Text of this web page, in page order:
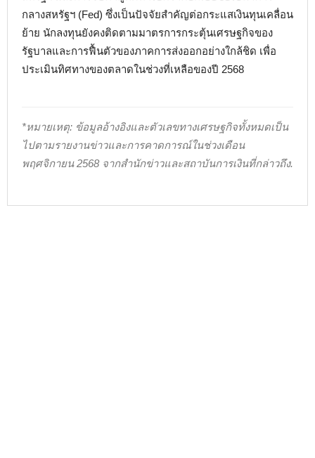
กลางสหรัฐฯ (Fed) ซึ่งเป็นปัจจัยสำคัญต่อกระแสเงินทุนเคลื่อน
ย้าย นักลงทุนยังคงติดตามมาตรการกระตุ้นเศรษฐกิจของ
รัฐบาลและการฟื้นตัวของภาคการส่งออกอย่างใกล้ชิด เพื่อ
ประเมินทิศทางของตลาดในช่วงที่เหลือของปี 2568
*หมายเหตุ: ข้อมูลอ้างอิงและตัวเลขทางเศรษฐกิจทั้งหมดเป็น
ไปตามรายงานข่าวและการคาดการณ์ในช่วงเดือน
พฤศจิกายน 2568 จากสำนักข่าวและสถาบันการเงินที่กล่าวถึง.